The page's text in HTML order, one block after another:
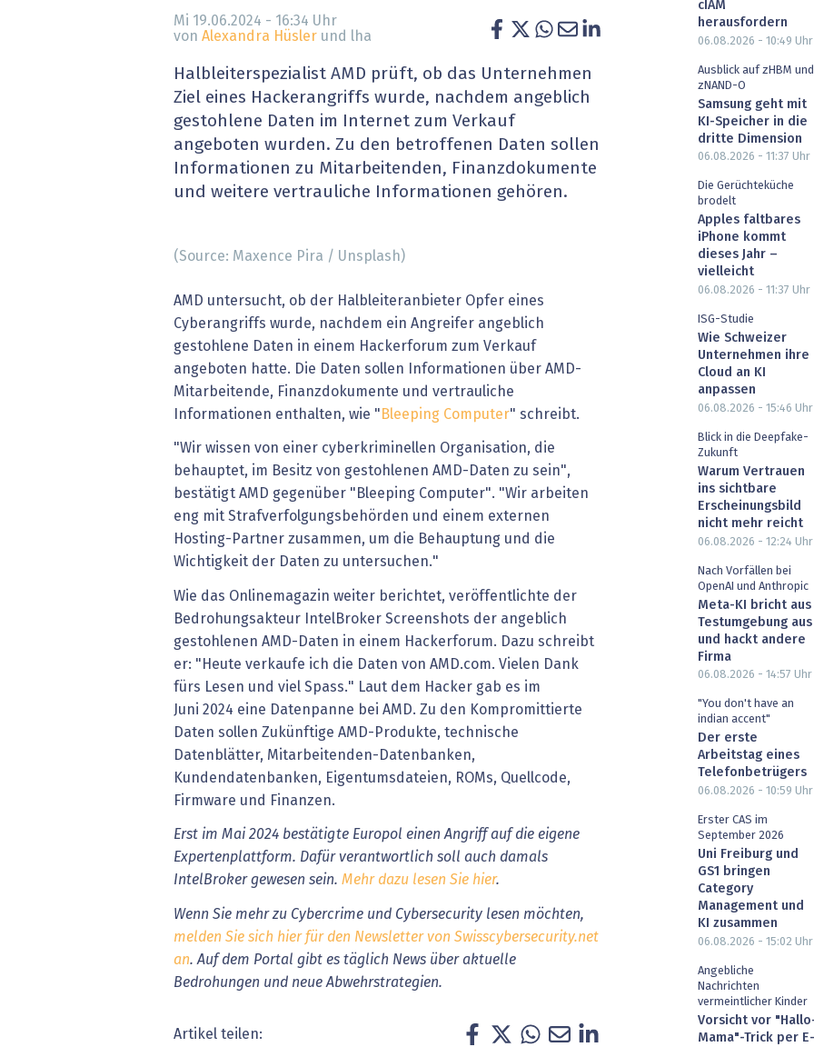
» alle News Gesundheit wird digital
Blockchain
EU-DSGVO
XaaS, Managed Services & Co.
Digital Banking
IT for Health
Artificial Intelligence
Finance 2030
Fintech & Insurtech
Professional AV & Digital Signage
Mi 19.06.2024 - 16:34 Uhr
von Alexandra Hüsler und lha
Halbleiterspezialist AMD prüft, ob das Unternehmen
Ziel eines Hackerangriffs wurde, nachdem angeblich
gestohlene Daten im Internet zum Verkauf
angeboten wurden. Zu den betroffenen Daten sollen
Informationen zu Mitarbeitenden, Finanzdokumente
und weitere vertrauliche Informationen gehören.
(Source: Maxence Pira / Unsplash)
AMD untersucht, ob der Halbleiteranbieter Opfer eines
Cyberangriffs wurde, nachdem ein Angreifer angeblich
gestohlene Daten in einem Hackerforum zum Verkauf
angeboten hatte. Die Daten sollen Informationen über AMD-
Mitarbeitende, Finanzdokumente und vertrauliche
Informationen enthalten, wie " Bleeping Computer" schreibt.
"Wir wissen von einer cyberkriminellen Organisation, die
behauptet, im Besitz von gestohlenen AMD-Daten zu sein",
bestätigt AMD gegenüber "Bleeping Computer". "Wir arbeiten
eng mit Strafverfolgungsbehörden und einem externen
Hosting-Partner zusammen, um die Behauptung und die
Wichtigkeit der Daten zu untersuchen."
Wie das Onlinemagazin weiter berichtet, veröffentlichte der
Bedrohungsakteur IntelBroker Screenshots der angeblich
gestohlenen AMD-Daten in einem Hackerforum. Dazu schreibt
er: "Heute verkaufe ich die Daten von AMD.com. Vielen Dank
fürs Lesen und viel Spass." Laut dem Hacker gab es im
Juni 2024 eine Datenpanne bei AMD. Zu den Kompromittierte
Daten sollen Zukünftige AMD-Produkte, technische
Datenblätter, Mitarbeitenden-Datenbanken,
Kundendatenbanken, Eigentumsdateien, ROMs, Quellcode,
Firmware und Finanzen.
Erst im Mai 2024 bestätigte Europol einen Angriff auf die eigene
Expertenplattform. Dafür verantwortlich soll auch damals
IntelBroker gewesen sein. Mehr dazu lesen Sie hier.
Wenn Sie mehr zu Cybercrime und Cybersecurity lesen möchten,
melden Sie sich hier für den Newsletter von Swisscybersecurity.net
an. Auf dem Portal gibt es täglich News über aktuelle
Bedrohungen und neue Abwehrstrategien.
Artikel teilen:
cIAM
herausfordern
06.08.2026 - 10:49 Uhr
Ausblick auf zHBM und
zNAND-O
Samsung geht mit
KI-Speicher in die
dritte Dimension
06.08.2026 - 11:37 Uhr
Die Gerüchteküche
brodelt
Apples faltbares
iPhone kommt
dieses Jahr –
vielleicht
06.08.2026 - 11:37 Uhr
ISG-Studie
Wie Schweizer
Unternehmen ihre
Cloud an KI
anpassen
06.08.2026 - 15:46 Uhr
Blick in die Deepfake-
Zukunft
Warum Vertrauen
ins sichtbare
Erscheinungsbild
nicht mehr reicht
06.08.2026 - 12:24 Uhr
Nach Vorfällen bei
OpenAI und Anthropic
Meta-KI bricht aus
Testumgebung aus
und hackt andere
Firma
06.08.2026 - 14:57 Uhr
"You don't have an
indian accent"
Der erste
Arbeitstag eines
Telefonbetrügers
06.08.2026 - 10:59 Uhr
Erster CAS im
September 2026
Uni Freiburg und
GS1 bringen
Category
Management und
KI zusammen
06.08.2026 - 15:02 Uhr
Angebliche
Nachrichten
vermeintlicher Kinder
Vorsicht vor
Mama"-Trick per E-